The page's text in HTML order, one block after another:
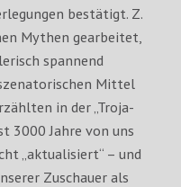
bestätigt. Z.
Mythen gearbeitet,
spannend
Mittel
in der „Troja-
3000 Jahre von uns
„aktualisiert“ – und
Zuschauer als